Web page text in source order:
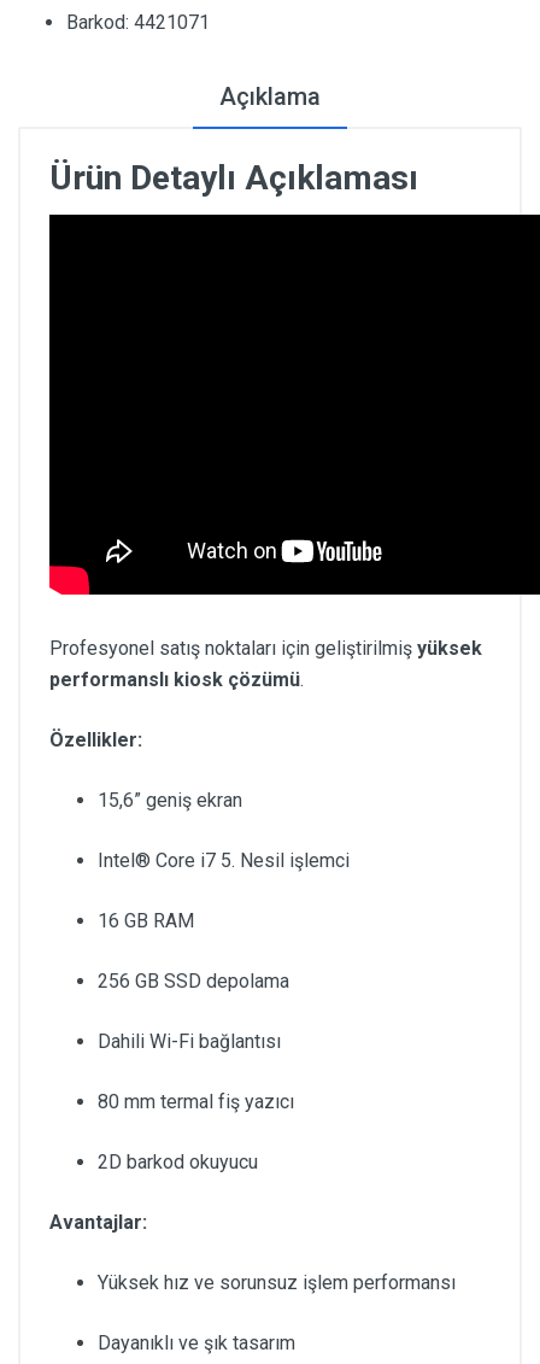
Barkod: 4421071
Açıklama
Ürün Detaylı Açıklaması
Profesyonel satış noktaları için geliştirilmiş yüksek
performanslı kiosk çözümü.
Özellikler:
15,6” geniş ekran
Intel® Core i7 5. Nesil işlemci
16 GB RAM
256 GB SSD depolama
Dahili Wi-Fi bağlantısı
80 mm termal fiş yazıcı
2D barkod okuyucu
Avantajlar:
Yüksek hız ve sorunsuz işlem performansı
Dayanıklı ve şık tasarım